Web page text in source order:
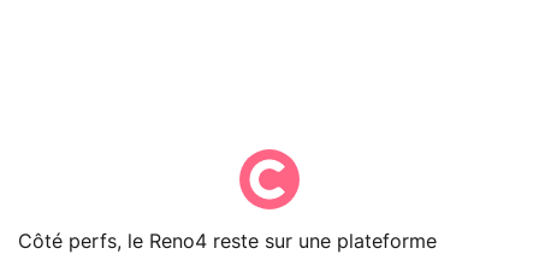
Côté perfs, le Reno4 reste sur une plateforme